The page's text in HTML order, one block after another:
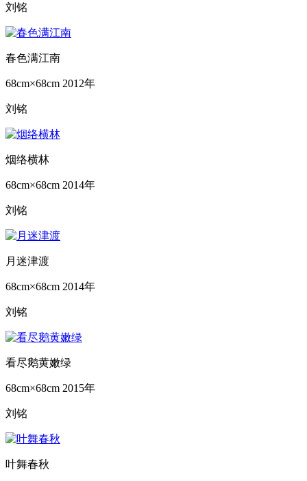
刘铭
春色满江南
68cm×68cm 2012年
刘铭
烟络横林
68cm×68cm 2014年
刘铭
月迷津渡
68cm×68cm 2014年
刘铭
看尽鹅黄嫩绿
68cm×68cm 2015年
刘铭
叶舞春秋